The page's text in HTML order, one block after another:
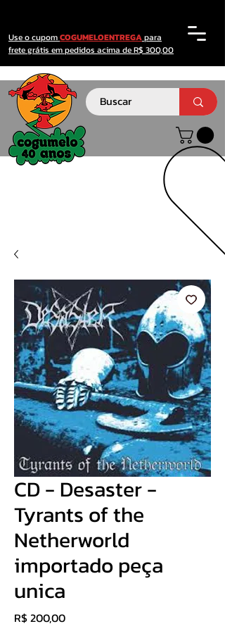
Use o cupomCOGUMELOENTREGApara
frete grátis em pedidos acima de R$ 300,00
CD - Desaster -
Tyrants of the
Netherworld
importado peça
unica
R$ 200,00Preço